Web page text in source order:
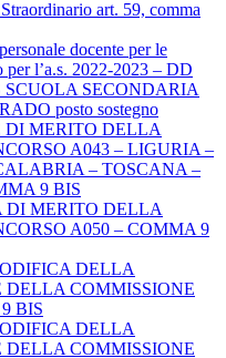
art. 59, comma
docente per le
per l’a.s. 2022-2023 – DD
SCUOLA SECONDARIA
posto sostegno
DI MERITO DELLA
A043 – LIGURIA –
– TOSCANA –
9 BIS
DI MERITO DELLA
A050 – COMMA 9
DELLA
DELLA COMMISSIONE
BIS
DELLA
DELLA COMMISSIONE